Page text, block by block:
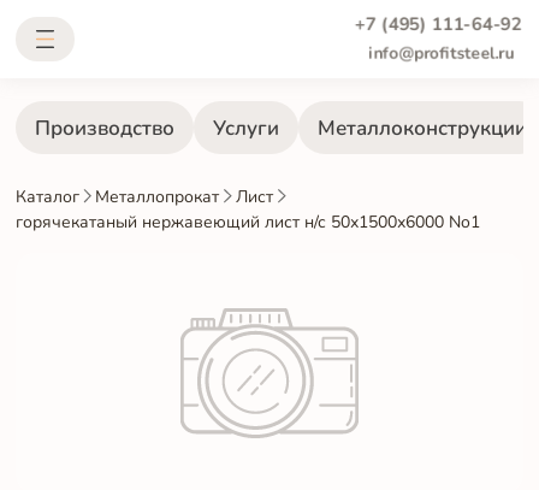
+7 (495) 111-64-92
info@profitsteel.ru
Производство Услуги Металлоконструкции
Каталог Металлопрокат
Лист
горячекатаный нержавеющий лист н/с 50х1500х6000 No1